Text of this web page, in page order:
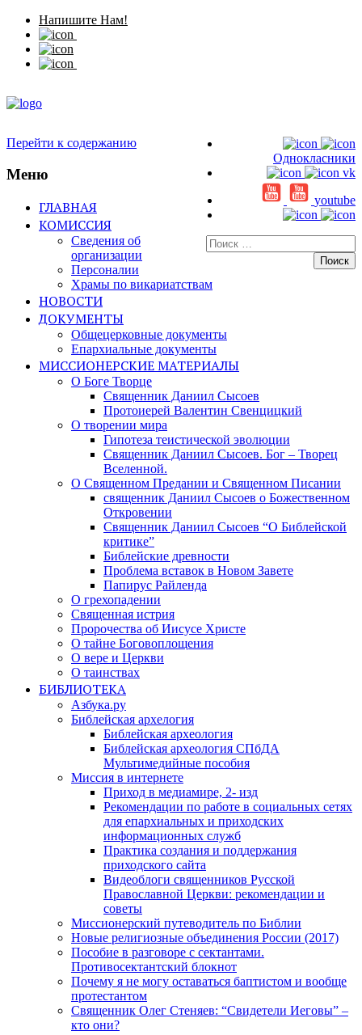
Напишите Нам!
Однокласники
vk
youtube
Искать:
Перейти к содержанию
Меню
ГЛАВНАЯ
КОМИССИЯ
Сведения об
организации
Персоналии
Храмы по викариатствам
НОВОСТИ
ДОКУМЕНТЫ
Общецерковные документы
Епархиальные документы
МИССИОНЕРСКИЕ МАТЕРИАЛЫ
О Боге Творце
Священник Даниил Сысоев
Протоиерей Валентин Свенцицкий
О творении мира
Гипотеза теистической эволюции
Священник Даниил Сысоев. Бог – Творец
Вселенной.
О Священном Предании и Священном Писании
священник Даниил Сысоев о Божественном
Откровении
Священник Даниил Сысоев “О Библейской
критике”
Библейские древности
Проблема вставок в Новом Завете
Папирус Райленда
О грехопадении
Священная истрия
Пророчества об Иисусе Христе
О тайне Боговоплощения
О вере и Церкви
О таинствах
БИБЛИОТЕКА
Азбука.ру
Библейская архелогия
Библейская археология
Библейская археология СПбДА
Мультимедийные пособия
Миссия в интернете
Приход в медиамире, 2- изд
Рекомендации по работе в социальных сетях
для епархиальных и приходских
информационных служб
Практика создания и поддержания
приходского сайта
Видеоблоги священников Русской
Православной Церкви: рекомендации и
советы
Миссионерский путеводитель по Библии
Новые религиозные объединения России (2017)
Пособие в разговоре с сектантами.
Противосектантский блокнот
Почему я не могу оставаться баптистом и вообще
протестантом
Священник Олег Стеняев: “Свидетели Иеговы” –
кто они?